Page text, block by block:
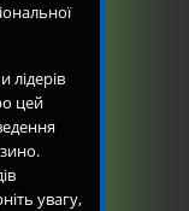
цей
увагу,